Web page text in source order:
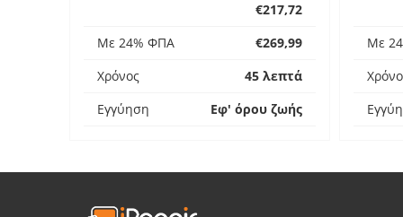
€217,72
Με 24% ΦΠΑ
€269,99
Χρόνος
45 λεπτά
Εγγύηση
Εφ' όρου ζωής
Με